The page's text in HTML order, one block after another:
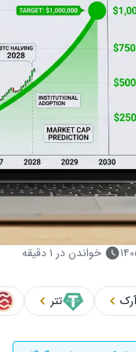
خواندن در ۱ دقیقه
آرک تتر